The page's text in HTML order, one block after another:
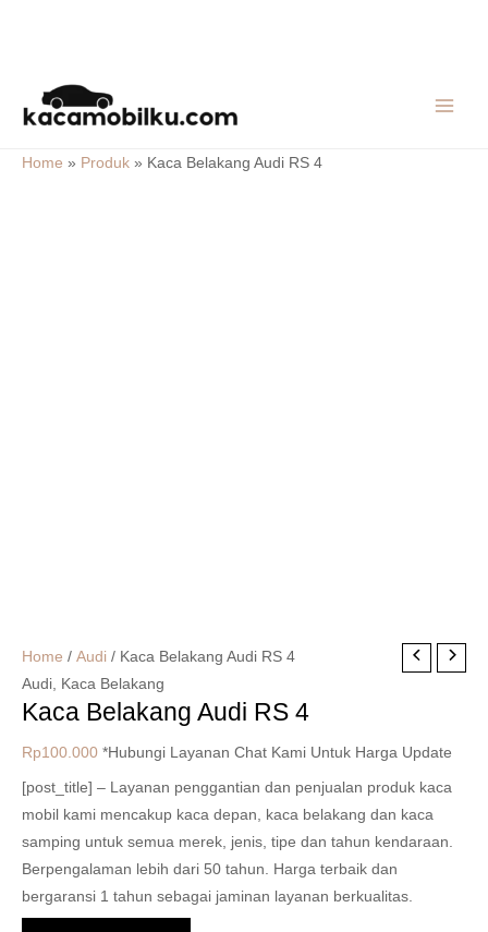
content
Home » Produk » Kaca Belakang Audi RS 4
Home / Audi / Kaca Belakang Audi RS 4
Audi, Kaca Belakang
Kaca Belakang Audi RS 4
Rp100.000 *Hubungi Layanan Chat Kami Untuk Harga Update
[post_title] – Layanan penggantian dan penjualan produk kaca
mobil kami mencakup kaca depan, kaca belakang dan kaca
samping untuk semua merek, jenis, tipe dan tahun kendaraan.
Berpengalaman lebih dari 50 tahun. Harga terbaik dan
bergaransi 1 tahun sebagai jaminan layanan berkualitas.